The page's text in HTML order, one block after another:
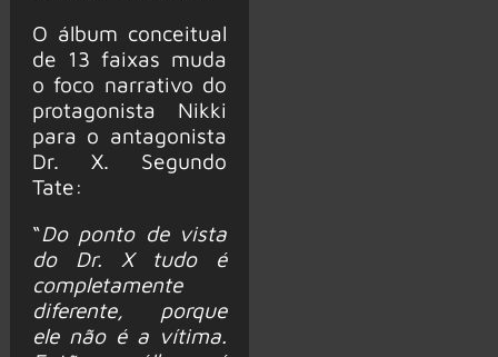
O álbum conceitual
de 13 faixas muda
o foco narrativo do
protagonista Nikki
para o antagonista
Dr. X. Segundo
Tate:
“Do ponto de vista
do Dr. X tudo é
completamente
diferente, porque
ele não é a vítima.